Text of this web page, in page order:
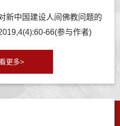
新中国建设人间佛教问题的
66(参与作者)
更多>